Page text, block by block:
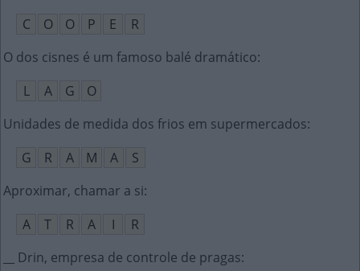
C
O O P E
R
O dos cisnes é um famoso balé dramático:
L
A G
O
Unidades de medida dos frios em supermercados:
G
R A M A
S
Aproximar, chamar a si:
A
T R A I
R
__ Drin, empresa de controle de pragas: